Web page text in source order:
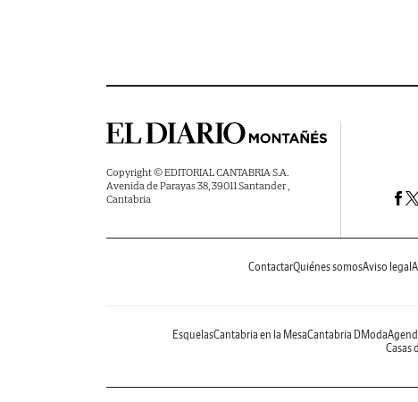
Copyright © EDITORIAL CANTABRIA S.A.
Avenida de Parayas 38, 39011 Santander ,
Cantabria
ContactarQuiénes somosAviso legal
EsquelasCantabria en la MesaCantabria DModa
Casas